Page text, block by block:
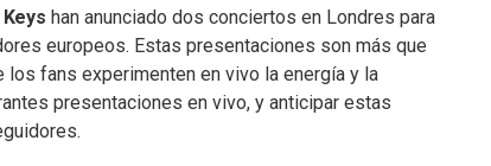
han anunciado dos conciertos en Londres para
europeos. Estas presentaciones son más que
fans experimenten en vivo la energía y la
presentaciones en vivo, y anticipar estas